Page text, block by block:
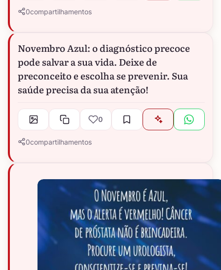
0compartilhamentos
Novembro Azul: o diagnóstico precoce
pode salvar a sua vida. Deixe de
preconceito e escolha se prevenir. Sua
saúde precisa da sua atenção!
0
0compartilhamentos